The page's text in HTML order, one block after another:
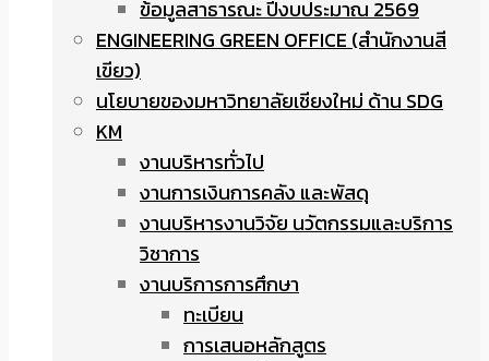
ข้อมูลสาธารณะ ปีงบประมาณ 2569
ENGINEERING GREEN OFFICE (สำนักงานสี
เขียว)
นโยบายของมหาวิทยาลัยเชียงใหม่ ด้าน SDG
KM
งานบริหารทั่วไป
งานการเงินการคลัง และพัสดุ
งานบริหารงานวิจัย นวัตกรรมและบริการ
วิชาการ
งานบริการการศึกษา
ทะเบียน
การเสนอหลักสูตร